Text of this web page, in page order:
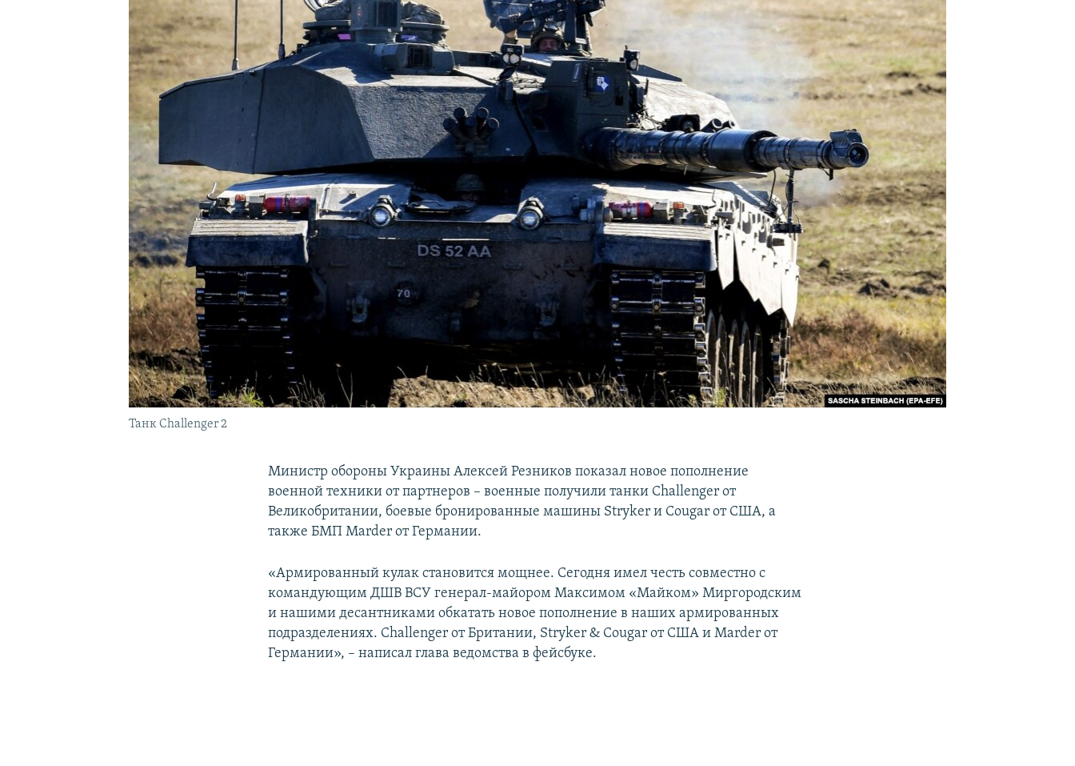
УКРАИНСКАЯ ПРОБЛЕМА КРЫМА
Танк Challenger 2
Министр обороны Украины Алексей Резников показал новое пополнение
военной техники от партнеров – военные получили танки Challenger от
Великобритании, боевые бронированные машины Stryker и Cougar от США, а
также БМП Marder от Германии.
«Армированный кулак становится мощнее. Сегодня имел честь совместно с
командующим ДШВ ВСУ генерал-майором Максимом «Майком» Миргородским
и нашими десантниками обкатать новое пополнение в наших армированных
подразделениях. Challenger от Британии, Stryker & Cougar от США и Marder от
Германии», – написал глава ведомства в фейсбуке.